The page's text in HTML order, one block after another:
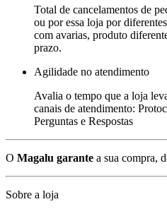
Total de cancelamentos de
ou por essa loja por
com avarias, produto
prazo.
Agilidade no atendimento
Avalia o tempo que a loja
canais de atendimento:
Perguntas e Respostas
O Magalu garante a sua compra,
Sobre a loja